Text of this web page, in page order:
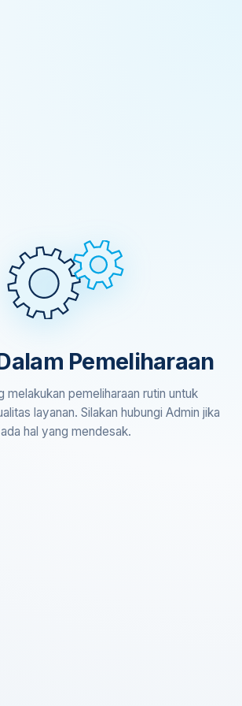
Pemeliharaan
melakukan pemeliharaan rutin untuk
layanan. Silakan hubungi Admin jika
ada hal yang mendesak.